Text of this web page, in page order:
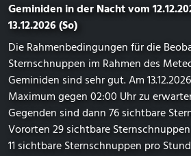
Geminiden in der Nacht vom
13.12.2026 (So)
Die Rahmenbedingungen für die
Sternschnuppen im Rahmen des
Geminiden sind sehr gut. Am
Maximum gegen 02:00 Uhr zu
Gegenden sind dann 76 sichtbare
Vororten 29 sichtbare
11 sichtbare Sternschnuppen pro